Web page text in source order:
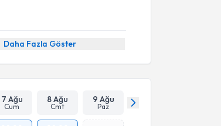
Daha Fazla Göster
7 Ağu
Cum
8 Ağu
Cmt
9 Ağu
Paz